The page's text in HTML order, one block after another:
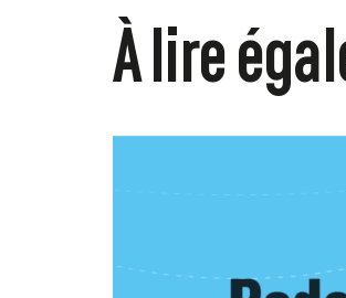
À lire